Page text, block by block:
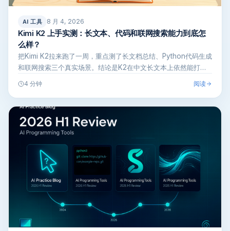
AI 工具 8 月 4, 2026
Kimi K2 上手实测：长文本、代码和联网搜索能力到底怎
么样？
把Kimi K2拉来跑了一周，重点测了长文档总结、Python代码生成
和联网搜索三个真实场景。结论是K2在中文长文本上依然能打，
4 分钟 阅读